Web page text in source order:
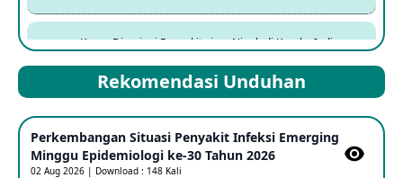
Kasus Dicurigai Penyakit virus Nipah di Kerala, India
Mpox Clade 1b di Taiwan
25 May 2026
Rekomendasi Unduhan
Perkembangan Situasi Penyakit Infeksi Emerging
Minggu Epidemiologi ke-30 Tahun 2026
02 Aug 2026 | Download : 148 Kali